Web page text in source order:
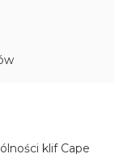
klif Cape